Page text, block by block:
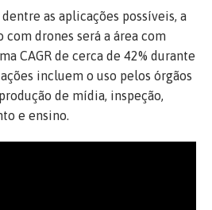
as aplicações possíveis, a
drones será a área com
CAGR de cerca de 42% durante
incluem o uso pelos órgãos
de mídia, inspeção,
e ensino.